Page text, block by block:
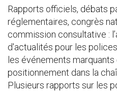
Rapports officiels, débats
réglementaires, congrès
commission consultative :
d'actualités pour les
les événements
positionnement dans la
Plusieurs rapports sur les